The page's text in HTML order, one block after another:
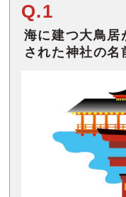
Q.1
海に建つ大鳥居
された神社の名